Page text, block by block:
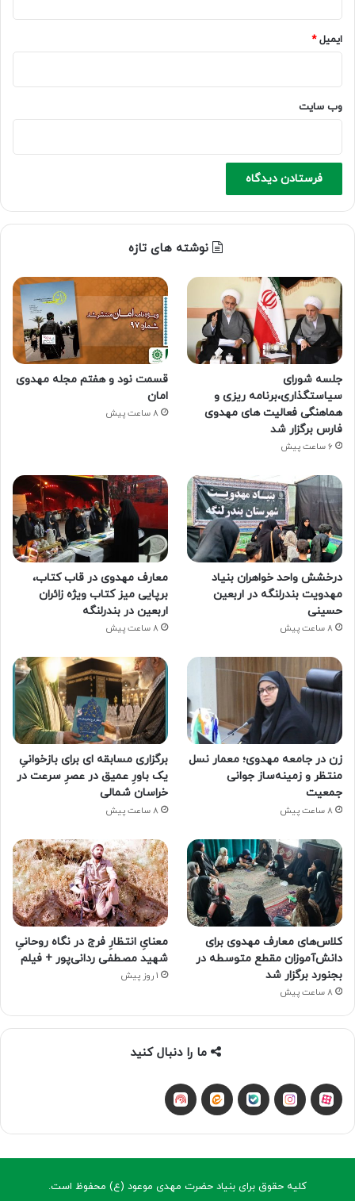
ایمیل*
وب‌ سایت
نوشته های تازه
جلسه شورای
سیاستگذاری،برنامه ریزی و
هماهنگی فعالیت های مهدوی
فارس برگزار شد
6 ساعت پیش
قسمت نود و هفتم مجله مهدوی
امان
8 ساعت پیش
درخشش واحد خواهران بنیاد
مهدویت بندرلنگه در اربعین
حسینی
8 ساعت پیش
معارف مهدوی در قاب کتاب،
برپایی میز کتاب ویژه زائران
اربعین در بندرلنگه
8 ساعت پیش
زن در جامعه مهدوی؛ معمار نسل
منتظر و زمینه‌ساز جوانی
جمعیت
8 ساعت پیش
برگزاری مسابقه ای برای بازخوانیِ
یک باورِ عمیق در عصرِ سرعت در
خراسان شمالی
8 ساعت پیش
کلاس‌های معارف مهدوی برای
دانش‌آموزان مقطع متوسطه در
بجنورد برگزار شد
8 ساعت پیش
معنایِ انتظارِ فرج در نگاه روحانیِ
شهید مصطفی ردانی‌پور + فیلم
1 روز پیش
ما را دنبال کنید
آپاراتاینستاگرام
بله ایتا شنوتو
کلیه حقوق برای بنیاد حضرت مهدی موعود (ع) محفوظ است.